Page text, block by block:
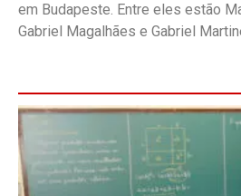
em Budapeste. Entre eles estão
Gabriel Magalhães e Gabriel